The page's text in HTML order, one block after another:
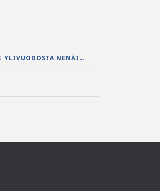
TIEDOTE YLIVUODOSTA NENÄINNIEMEN JÄTEVEDENPUHDISTAMOLLA